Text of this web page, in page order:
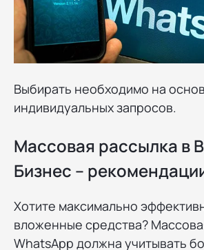
Выбирать необходимо на
индивидуальных запросов.
Массовая рассылка в
Бизнес –
Хотите максимально
вложенные средства?
WhatsApp должна учитывать